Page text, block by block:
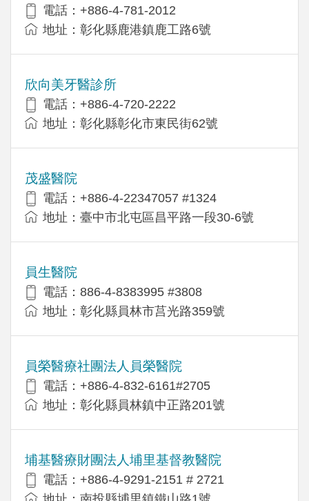
電話：+886-4-781-2012
地址：彰化縣鹿港鎮鹿工路6號
欣向美牙醫診所
電話：+886-4-720-2222
地址：彰化縣彰化市東民街62號
茂盛醫院
電話：+886-4-22347057 #1324
地址：臺中市北屯區昌平路一段30-6號
員生醫院
電話：886-4-8383995 #3808
地址：彰化縣員林市莒光路359號
員榮醫療社團法人員榮醫院
電話：+886-4-832-6161#2705
地址：彰化縣員林鎮中正路201號
埔基醫療財團法人埔里基督教醫院
電話：+886-4-9291-2151 # 2721